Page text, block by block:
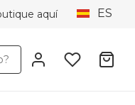
aquí ES